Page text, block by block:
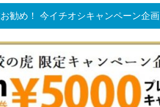
勧め！ 今イチオシキャンペーン企画